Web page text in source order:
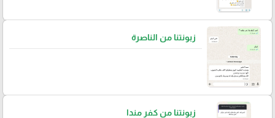
زبونتنا من الناصرة
زبونتنا من كفر مندا